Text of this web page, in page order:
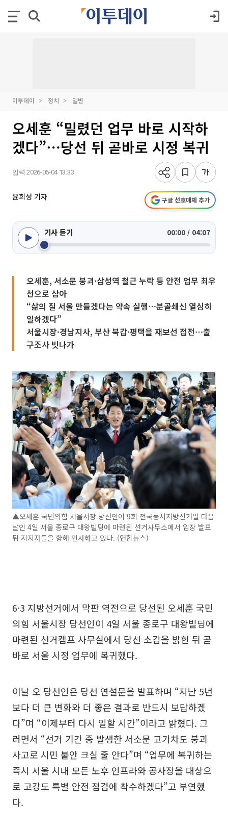
이투데이 정치 일반
오세훈 “밀렸던 업무 바로 시작하
겠다”⋯당선 뒤 곧바로 시정 복귀
입력 2026-06-04 13:33
윤희성 기자 구글 선호매체 추가
기사 듣기 00:00 / 04:07
오세훈, 서소문 붕괴·삼성역 철근 누락 등 안전 업무 최우
선으로 삼아
“삶의 질 서울 만들겠다는 약속 실행⋯분골쇄신 열심히
일하겠다”
서울시장·경남지사, 부산 북갑·평택을 재보선 접전⋯출
구조사 빗나가
▲오세훈 국민의힘 서울시장 당선인이 9회 전국동시지방선거일 다음
날인 4일 서울 종로구 대왕빌딩에 마련된 선거사무소에서 입장 발표
뒤 지지자들을 향해 인사하고 있다. (연합뉴스)
6·3 지방선거에서 막판 역전으로 당선된 오세훈 국민
의힘 서울시장 당선인이 4일 서울 종로구 대왕빌딩에
마련된 선거캠프 사무실에서 당선 소감을 밝힌 뒤 곧
바로 서울 시정 업무에 복귀했다.
이날 오 당선인은 당선 연설문을 발표하며 “지난 5년
보다 더 큰 변화와 더 좋은 결과로 반드시 보답하겠
다”며 “이제부터 다시 일할 시간”이라고 밝혔다. 그
러면서 “선거 기간 중 발생한 서소문 고가차도 붕괴
사고로 시민 불안 크실 줄 안다”며 “업무에 복귀하는
즉시 서울 시내 모든 노후 인프라와 공사장을 대상으
로 고강도 특별 안전 점검에 착수하겠다”고 부연했
다.